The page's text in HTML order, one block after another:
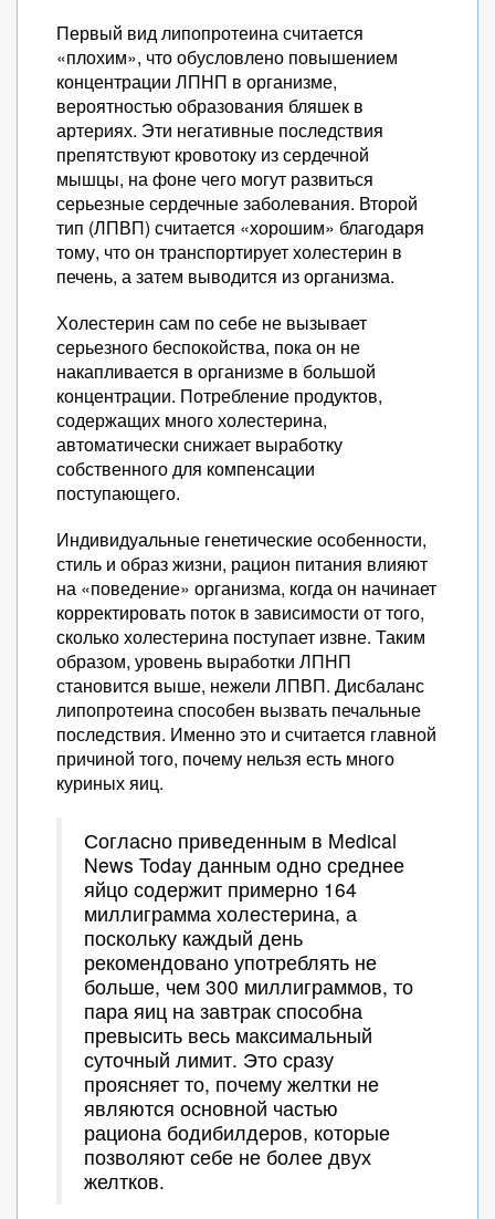
Первый вид липопротеина считается
«плохим», что обусловлено повышением
концентрации ЛПНП в организме,
вероятностью образования бляшек в
артериях. Эти негативные последствия
препятствуют кровотоку из сердечной
мышцы, на фоне чего могут развиться
серьезные сердечные заболевания. Второй
тип (ЛПВП) считается «хорошим» благодаря
тому, что он транспортирует холестерин в
печень, а затем выводится из организма.
Холестерин сам по себе не вызывает
серьезного беспокойства, пока он не
накапливается в организме в большой
концентрации. Потребление продуктов,
содержащих много холестерина,
автоматически снижает выработку
собственного для компенсации
поступающего.
Индивидуальные генетические особенности,
стиль и образ жизни, рацион питания влияют
на «поведение» организма, когда он начинает
корректировать поток в зависимости от того,
сколько холестерина поступает извне. Таким
образом, уровень выработки ЛПНП
становится выше, нежели ЛПВП. Дисбаланс
липопротеина способен вызвать печальные
последствия. Именно это и считается главной
причиной того, почему нельзя есть много
куриных яиц.
Согласно приведенным в Medical
News Today данным одно среднее
яйцо содержит примерно 164
миллиграмма холестерина, а
поскольку каждый день
рекомендовано употреблять не
больше, чем 300 миллиграммов, то
пара яиц на завтрак способна
превысить весь максимальный
суточный лимит. Это сразу
проясняет то, почему желтки не
являются основной частью
рациона бодибилдеров, которые
позволяют себе не более двух
желтков.